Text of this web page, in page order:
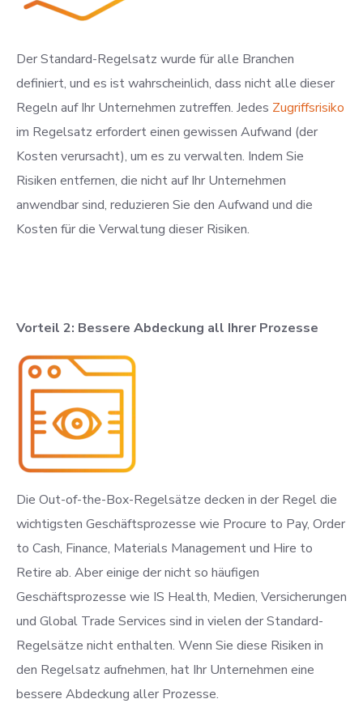
Der Standard-Regelsatz wurde für alle Branchen
definiert, und es ist wahrscheinlich, dass nicht alle dieser
Regeln auf Ihr Unternehmen zutreffen. Jedes Zugriffsrisiko
im Regelsatz erfordert einen gewissen Aufwand (der
Kosten verursacht), um es zu verwalten. Indem Sie
Risiken entfernen, die nicht auf Ihr Unternehmen
anwendbar sind, reduzieren Sie den Aufwand und die
Kosten für die Verwaltung dieser Risiken.
Vorteil 2: Bessere Abdeckung all Ihrer Prozesse
Die Out-of-the-Box-Regelsätze decken in der Regel die
wichtigsten Geschäftsprozesse wie Procure to Pay, Order
to Cash, Finance, Materials Management und Hire to
Retire ab. Aber einige der nicht so häufigen
Geschäftsprozesse wie IS Health, Medien, Versicherungen
und Global Trade Services sind in vielen der Standard-
Regelsätze nicht enthalten. Wenn Sie diese Risiken in
den Regelsatz aufnehmen, hat Ihr Unternehmen eine
bessere Abdeckung aller Prozesse.